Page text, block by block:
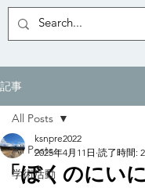
記事
All Posts
学術活動
All Posts
「ぼくのにい
ksnpre2022
2025年4月11日 読了時間: